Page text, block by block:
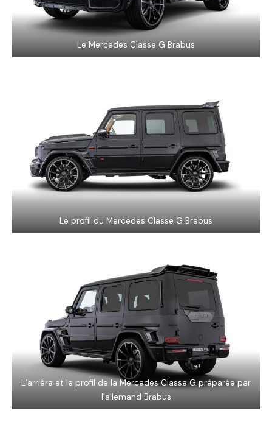
Le Mercedes Classe G Brabus
Le profil du Mercedes Classe G Brabus
L’arrière et le profil de la Mercedes Classe G préparée par
l’allemand Brabus